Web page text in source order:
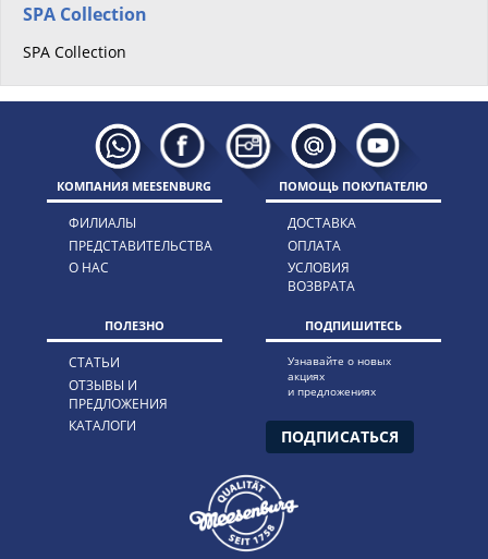
SPA Collection
SPA Collection
КОМПАНИЯ MEESENBURG
ФИЛИАЛЫ
ПРЕДСТАВИТЕЛЬСТВА
О НАС
ПОМОЩЬ ПОКУПАТЕЛЮ
ДОСТАВКА
ОПЛАТА
УСЛОВИЯ
ВОЗВРАТА
ПОЛЕЗНО
СТАТЬИ
ОТЗЫВЫ И
ПРЕДЛОЖЕНИЯ
КАТАЛОГИ
ПОДПИШИТЕСЬ
Узнавайте о новых
акциях
и предложениях
ПОДПИСАТЬСЯ